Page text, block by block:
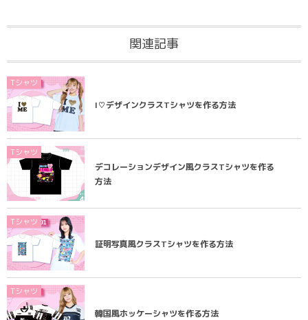
関連記事
Tシャツ
I♡デザインクラスTシャツを作る方法
Tシャツ
デコレーションデザイン風クラスTシャツを作る
方法
Tシャツ
証明写真風クラスTシャツを作る方法
Tシャツ
韓国風ホッケーシャツを作る方法